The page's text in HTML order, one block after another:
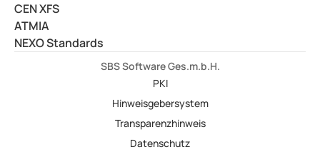
CEN XFS
ATMIA
NEXO Standards
SBS Software Ges.m.b.H.
Hinweisgebersystem
Transparenzhinweis
PKI
Datenschutz